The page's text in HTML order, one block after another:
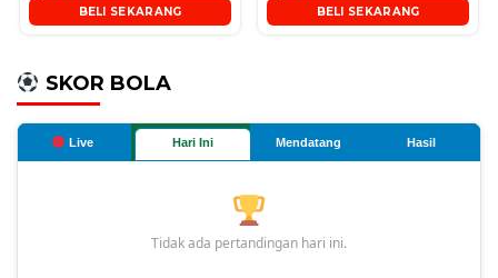
BELI SEKARANG BELI SEKARANG
SKOR BOLA
Live Hari Ini Mendatang Hasil
Tidak ada pertandingan hari ini.